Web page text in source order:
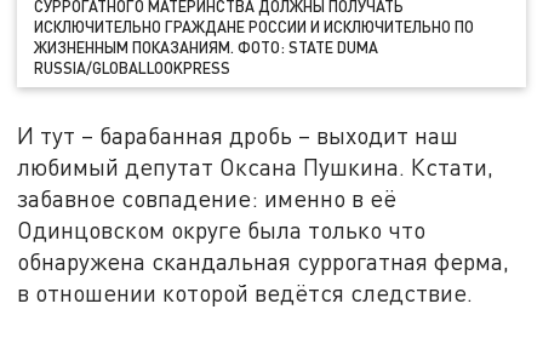
СУРРОГАТНОГО МАТЕРИНСТВА ДОЛЖНЫ ПОЛУЧАТЬ
ИСКЛЮЧИТЕЛЬНО ГРАЖДАНЕ РОССИИ И ИСКЛЮЧИТЕЛЬНО ПО
ЖИЗНЕННЫМ ПОКАЗАНИЯМ. ФОТО: STATE DUMA
RUSSIA/GLOBALLOOKPRESS
И тут – барабанная дробь – выходит наш
любимый депутат Оксана Пушкина. Кстати,
забавное совпадение: именно в её
Одинцовском округе была только что
обнаружена скандальная суррогатная ферма,
в отношении которой ведётся следствие.